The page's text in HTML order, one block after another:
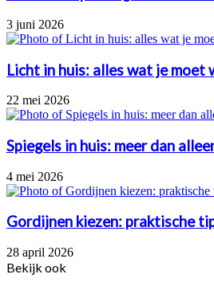
3 juni 2026
Licht in huis: alles wat je
22 mei 2026
Spiegels in huis: meer dan
4 mei 2026
Gordijnen kiezen: praktische
28 april 2026
Bekijk ook